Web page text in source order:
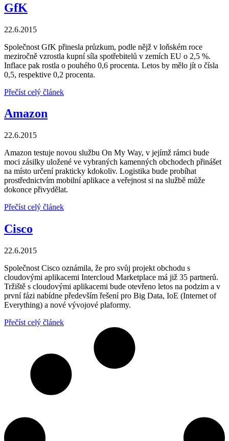
GfK
22.6.2015
Společnost GfK přinesla průzkum, podle nějž v loňském roce
meziročně vzrostla kupní síla spotřebitelů v zemích EU o 2,5 %.
Inflace pak rostla o pouhého 0,6 procenta. Letos by mělo jít o čísla
0,5, respektive 0,2 procenta.
Přečíst celý článek
Amazon
22.6.2015
Amazon testuje novou službu On My Way, v jejímž rámci bude
moci zásilky uložené ve vybraných kamenných obchodech přinášet
na místo určení prakticky kdokoliv. Logistika bude probíhat
prostřednictvím mobilní aplikace a veřejnost si na službě může
dokonce přivydělat.
Přečíst celý článek
Cisco
22.6.2015
Společnost Cisco oznámila, že pro svůj projekt obchodu s
cloudovými aplikacemi Intercloud Marketplace má již 35 partnerů.
Tržiště s cloudovými aplikacemi bude otevřeno letos na podzim a v
první fázi nabídne především řešení pro Big Data, IoE (Internet of
Everything) a nové vývojové plaformy.
Přečíst celý článek